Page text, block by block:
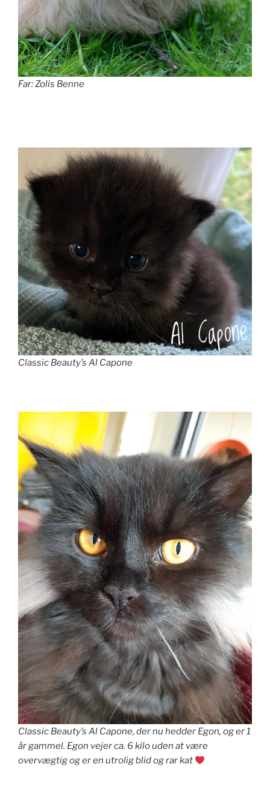
Far: Zolis Benne
Classic Beauty’s Al Capone
Classic Beauty’s Al Capone, der nu hedder Egon, og er 1
år gammel. Egon vejer ca. 6 kilo uden at være
overvægtig og er en utrolig blid og rar kat